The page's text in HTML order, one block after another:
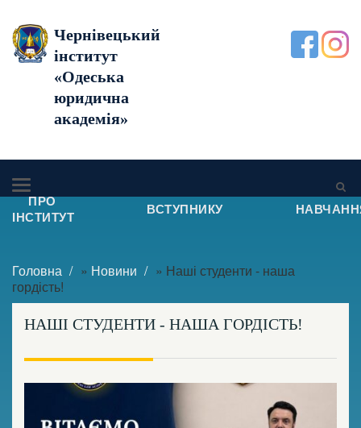
Чернівецький
інститут
«Одеська
юридична
академія»
ПРО
ІНСТИТУТ
ВСТУПНИКУ
Головна » Новини
» Наші студенти - наша
гордість!
НАШІ СТУДЕНТИ - НАША ГОРДІСТЬ!